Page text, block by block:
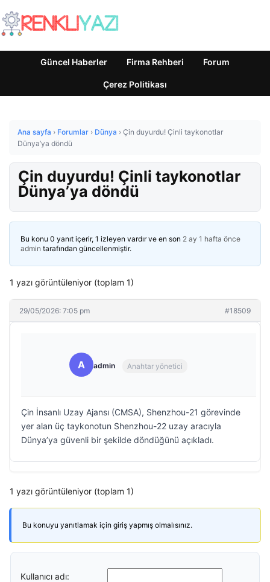
Güncel Haberler Firma Rehberi Forum
Çerez Politikası
Ana sayfa › Forumlar › Dünya › Çin duyurdu! Çinli taykonotlar
Dünya’ya döndü
Çin duyurdu! Çinli taykonotlar
Dünya’ya döndü
Bu konu 0 yanıt içerir, 1 izleyen vardır ve en son 2 ay 1 hafta önce
admin tarafından güncellenmiştir.
1 yazı görüntüleniyor (toplam 1)
29/05/2026: 7:05 pm #18509
A admin Anahtar yönetici
Çin İnsanlı Uzay Ajansı (CMSA), Shenzhou-21 görevinde
yer alan üç taykonotun Shenzhou-22 uzay aracıyla
Dünya’ya güvenli bir şekilde döndüğünü açıkladı.
1 yazı görüntüleniyor (toplam 1)
Bu konuyu yanıtlamak için giriş yapmış olmalısınız.
Kullanıcı adı: